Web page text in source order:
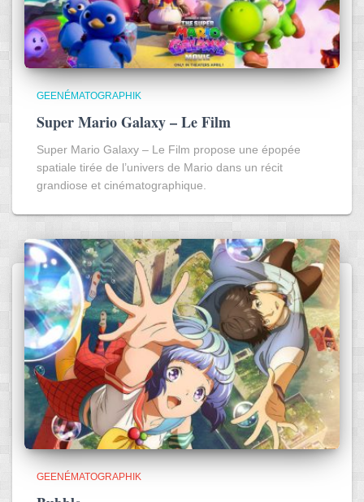
GEENÉMATOGRAPHIK
Super Mario Galaxy – Le Film
Super Mario Galaxy – Le Film propose une épopée
spatiale tirée de l’univers de Mario dans un récit
grandiose et cinématographique.
GEENÉMATOGRAPHIK